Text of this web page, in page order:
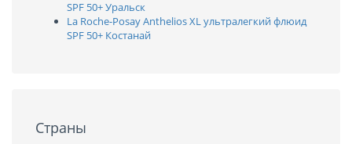
SPF 50+ Уральск
La Roche-Posay Anthelios XL ультралегкий флюид
SPF 50+ Костанай
Страны